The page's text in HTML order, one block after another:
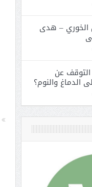
الخوري – هدى
عن
الدماغ والنوم؟